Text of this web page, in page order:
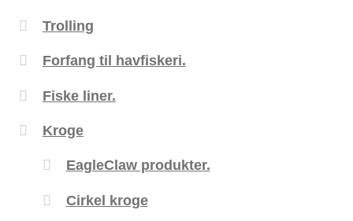
Trolling
Forfang til havfiskeri.
Fiske liner.
Kroge
EagleClaw produkter.
Cirkel kroge